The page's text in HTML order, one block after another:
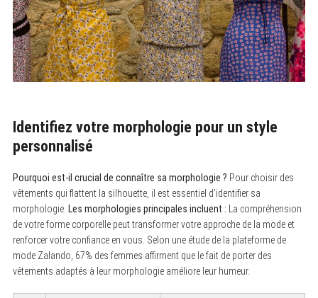
Identifiez votre morphologie pour un style
personnalisé
Pourquoi est-il crucial de connaître sa morphologie ? Pour choisir des
vêtements qui flattent la silhouette, il est essentiel d’identifier sa
morphologie. Les morphologies principales incluent : La compréhension
de votre forme corporelle peut transformer votre approche de la mode et
renforcer votre confiance en vous. Selon une étude de la plateforme de
mode Zalando, 67% des femmes affirment que le fait de porter des
vêtements adaptés à leur morphologie améliore leur humeur.